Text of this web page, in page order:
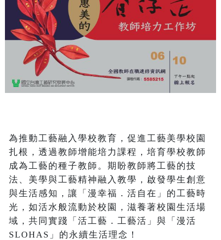
為推動工藝融入學校教育，促進工藝美學校園
扎根，透過教師增能培力課程，培育學校教師
成為工藝的種子教師。期盼教師將工藝的技
法、美學與工藝精神融入教學，啟發學生創意
與生活感知，讓「漫幸福．活自在」的工藝時
光，如活水般流動於校園，滋養著校園生活場
域，共同實踐「活工藝．工藝活」與「漫活